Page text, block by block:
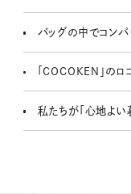
バッグの中でコンパ
「COCOKEN」の
私たちが「心地よい